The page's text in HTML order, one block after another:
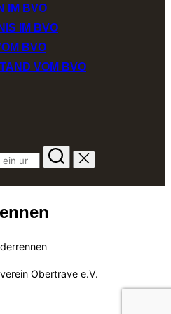
IM BVO
IM BVO
BVO
VOM BVO
Obertrave e.V.